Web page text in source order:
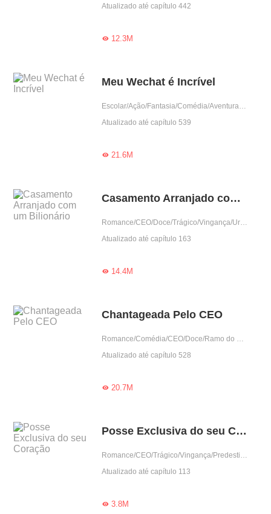
Atualizado até capítulo 442
12.3M
Meu Wechat é Incrível
Escolar/Ação/Fantasia/Comédia/Aventura/Cultivo/Supernova/Supernatural/Sistema/Urbano
Atualizado até capítulo 539
21.6M
Casamento Arranjado com um Bilionário
Romance/CEO/Doce/Trágico/Vingança/Urbano
Atualizado até capítulo 163
14.4M
Chantageada Pelo CEO
Romance/Comédia/CEO/Doce/Ramo do entretenimento/Contra-Ataque/Urbano
Atualizado até capítulo 528
20.7M
Posse Exclusiva do seu Coração
Romance/CEO/Trágico/Vingança/Predestinado/Gentil/Obediente/Urbano
Atualizado até capítulo 113
3.8M